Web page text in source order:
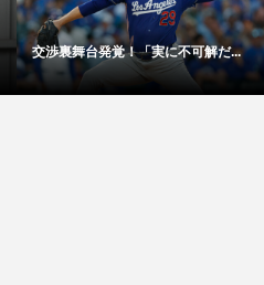
48時間以内にサイン！」冨安健... 【